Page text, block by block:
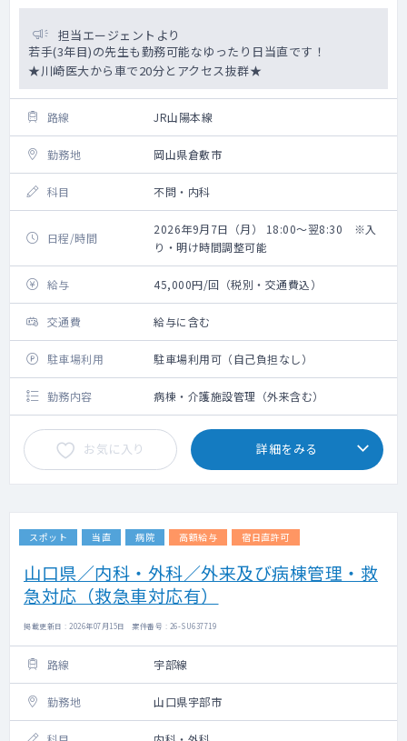
担当エージェントより
若手(3年目)の先生も勤務可能なゆったり日当直です！
★川崎医大から車で20分とアクセス抜群★
路線 JR山陽本線
勤務地 岡山県倉敷市
科目 不問・内科
日程/時間
2026年9月7日（月） 18:00～翌8:30 ※入
り・明け時間調整可能
給与 45,000円/回（税別・交通費込）
交通費 給与に含む
駐車場利用 駐車場利用可（自己負担なし）
勤務内容 病棟・介護施設管理（外来含む）
お気に入り 詳細をみる
スポット 当直 病院 高額給与 宿日直許可
山口県／内科・外科／外来及び病棟管理・救
急対応（救急車対応有）
掲載更新日 : 2026年07月15日 案件番号 : 26-SU637719
路線 宇部線
勤務地 山口県宇部市